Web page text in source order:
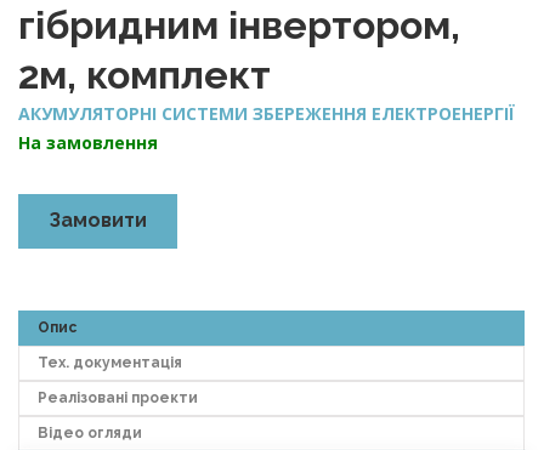
гібридним інвертором,
2м, комплект
АКУМУЛЯТОРНІ СИСТЕМИ ЗБЕРЕЖЕННЯ ЕЛЕКТРОЕНЕРГІЇ
На замовлення
Замовити
Опис
Тех. документація
Реалізовані проекти
Відео огляди